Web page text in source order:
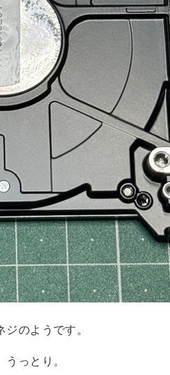
のようです。
っとり。